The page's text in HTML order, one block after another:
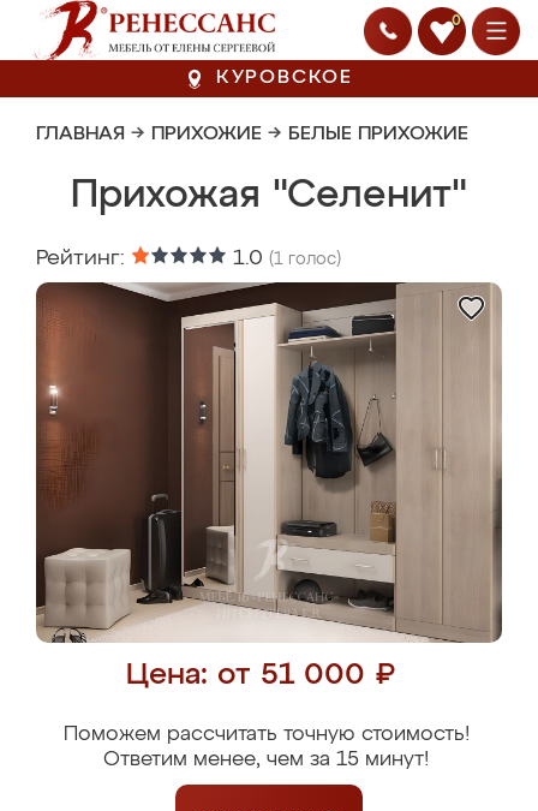
0
КУРОВСКОЕ
ГЛАВНАЯ → ПРИХОЖИЕ → БЕЛЫЕ ПРИХОЖИЕ
Прихожая "Селенит"
Рейтинг: 1.0 (1 голос)
Цена: от 51 000 ₽
Поможем рассчитать точную стоимость!
Ответим менее, чем за 15 минут!